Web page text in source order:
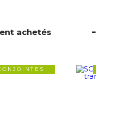
achetés